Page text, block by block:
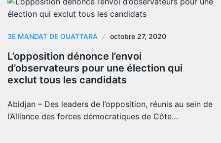
3E MANDAT DE OUATTARA octobre 27, 2020
L’opposition dénonce l’envoi
d’observateurs pour une élection qui
exclut tous les candidats
Abidjan – Des leaders de l’opposition, réunis au sein de
l’Alliance des forces démocratiques de Côte…